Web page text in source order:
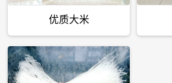
优质大米